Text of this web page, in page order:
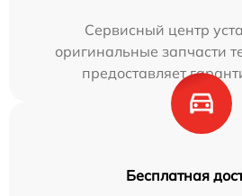
Сервисный центр
оригинальные запчасти
предоставляет
Бесплатная